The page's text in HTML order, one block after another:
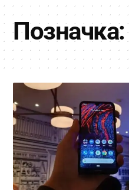
Позначка: